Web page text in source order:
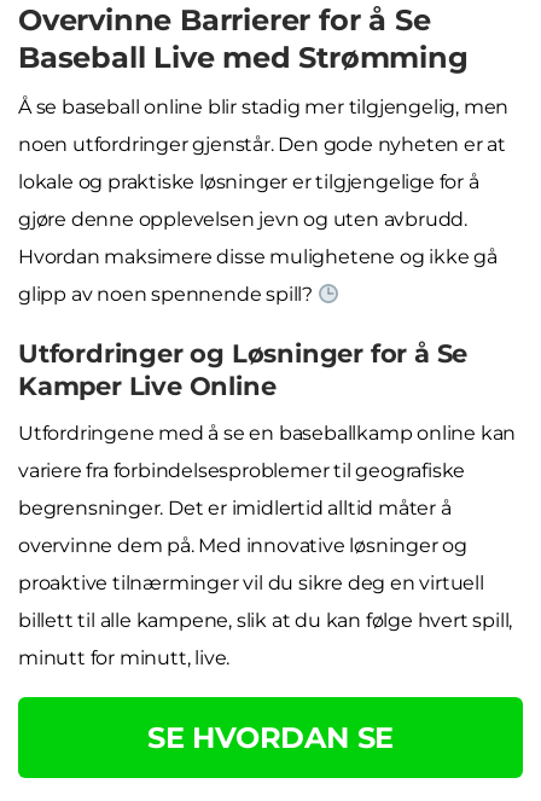
Overvinne Barrierer for å Se
Baseball Live med Strømming
Å se baseball online blir stadig mer tilgjengelig, men
noen utfordringer gjenstår. Den gode nyheten er at
lokale og praktiske løsninger er tilgjengelige for å
gjøre denne opplevelsen jevn og uten avbrudd.
Hvordan maksimere disse mulighetene og ikke gå
glipp av noen spennende spill?
Utfordringer og Løsninger for å Se
Kamper Live Online
Utfordringene med å se en baseballkamp online kan
variere fra forbindelsesproblemer til geografiske
begrensninger. Det er imidlertid alltid måter å
overvinne dem på. Med innovative løsninger og
proaktive tilnærminger vil du sikre deg en virtuell
billett til alle kampene, slik at du kan følge hvert spill,
minutt for minutt, live.
SE HVORDAN SE